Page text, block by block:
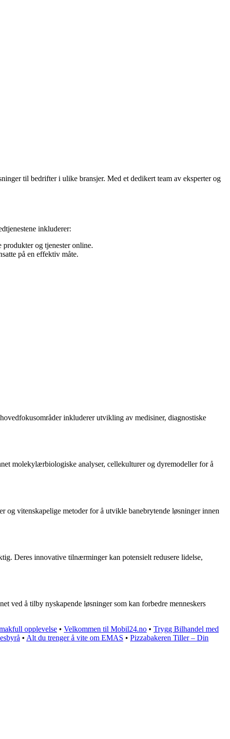
til bedrifter i ulike bransjer. Med et dedikert team av eksperter og
inkluderer:
og tjenester online.
på en effektiv måte.
inkluderer utvikling av medisiner, diagnostiske
molekylærbiologiske analyser, cellekulturer og dyremodeller for å
og vitenskapelige metoder for å utvikle banebrytende løsninger innen
Deres innovative tilnærminger kan potensielt redusere lidelse,
ved å tilby nyskapende løsninger som kan forbedre menneskers
opplevelse • Velkommen til Mobil24.no • Trygg Bilhandel med
• Alt du trenger å vite om EMAS • Pizzabakeren Tiller – Din